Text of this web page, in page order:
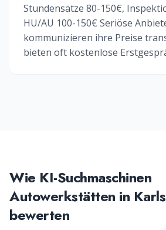
Stundensätze 80-150€,
HU/AU 100-150€ Seriöse
kommunizieren ihre Preise
bieten oft kostenlose
Wie KI-Suchmaschinen
Autowerkstätten in
bewerten